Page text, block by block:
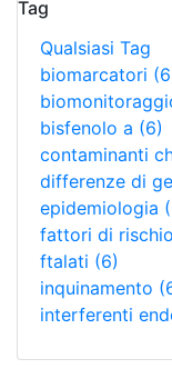
Tag
Qualsiasi Tag
biomarcatori
bisfenolo a (6)
contaminanti
differenze di
epidemiologia
fattori di rischio
ftalati (6)
inquinamento
interferenti